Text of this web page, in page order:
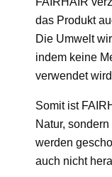
das Produkt
Die Umwelt
indem keine
verwendet
Somit ist
Natur,
werden
auch nicht